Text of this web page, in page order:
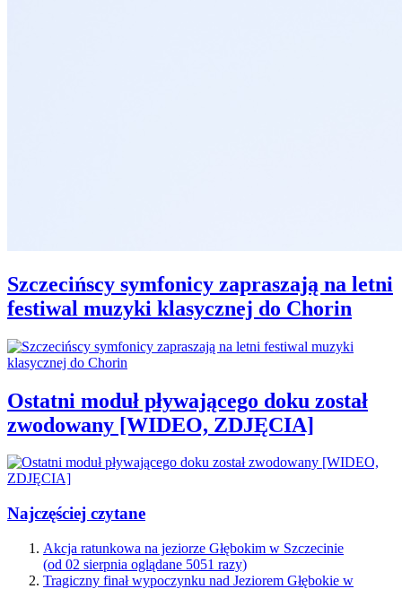
Szczecińscy symfonicy zapraszają na letni
festiwal muzyki klasycznej do Chorin
Ostatni moduł pływającego doku został
zwodowany [WIDEO, ZDJĘCIA]
Najczęściej czytane
Akcja ratunkowa na jeziorze Głębokim w Szczecinie
(od 02 sierpnia oglądane 5051 razy)
Tragiczny finał wypoczynku nad Jeziorem Głębokie w